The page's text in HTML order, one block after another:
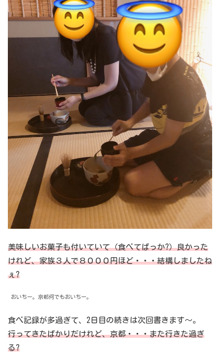
美味しいお菓子も付いていて（食べてばっか?）良かった
けれど、家族３人で８０００円ほど・・・結構しましたね
ぇ?
おいちー。京都何でもおいちー。
食べ記録が多過ぎて、2日目の続きは次回書きます〜。
行ってきたばかりだけれど、京都・・・また行きた過ぎ
る?